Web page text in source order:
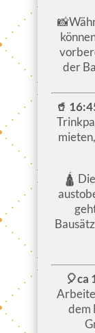
der
🥤
🛕
🎈ca
dem